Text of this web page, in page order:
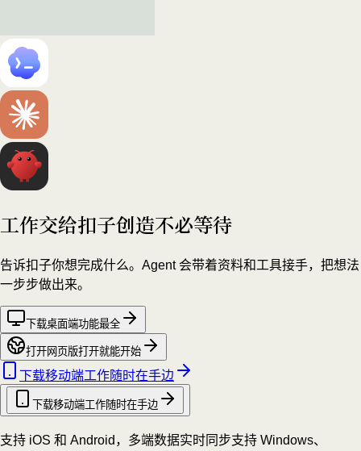
工作交给扣子创造不必等待
告诉扣子你想完成什么。Agent 会带着资料和工具接手，把想法
一步步做出来。
下载桌面端功能最全
打开网页版打开就能开始
下载移动端工作随时在手边
下载移动端工作随时在手边
支持 iOS 和 Android，多端数据实时同步支持 Windows、